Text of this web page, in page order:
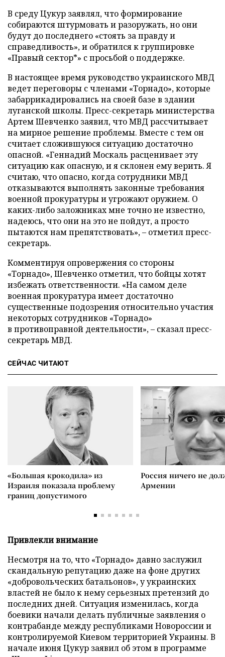
В среду Цукур заявлял, что формирование
собираются штурмовать и разоружать, но они
будут до последнего «стоять за правду и
справедливость», и обратился к группировке
«Правый сектор*» с просьбой о поддержке.
В настоящее время руководство украинского МВД
ведет переговоры с членами «Торнадо», которые
забаррикадировались на своей базе в здании
луганской школы. Пресс-секретарь министерства
Артем Шевченко заявил, что МВД рассчитывает
на мирное решение проблемы. Вместе с тем он
считает сложившуюся ситуацию достаточно
опасной. «Геннадий Москаль расценивает эту
ситуацию как опасную, и я склонен ему верить. Я
считаю, что опасно, когда сотрудники МВД
отказываются выполнять законные требования
военной прокуратуры и угрожают оружием. О
каких-либо заложниках мне точно не известно,
надеюсь, что они на это не пойдут, а просто
пытаются нам препятствовать», – отметил пресс-
секретарь.
Комментируя опровержения со стороны
«Торнадо», Шевченко отметил, что бойцы хотят
избежать ответственности. «На самом деле
военная прокуратура имеет достаточно
существенные подозрения относительно участия
некоторых сотрудников «Торнадо»
в противоправной деятельности», – сказал пресс-
секретарь МВД.
СЕЙЧАС ЧИТАЮТ
«Большая крокодила» из
Израиля показала проблему
границ допустимого
Россия ничего не
Армении
Привлекли внимание
Несмотря на то, что «Торнадо» давно заслужил
скандальную репутацию даже на фоне других
«добровольческих батальонов», у украинских
властей не было к нему серьезных претензий до
последних дней. Ситуация изменилась, когда
боевики начали делать публичные заявления о
контрабанде между республиками Новороссии и
контролируемой Киевом территорией Украины. В
начале июня Цукур заявил об этом в программе